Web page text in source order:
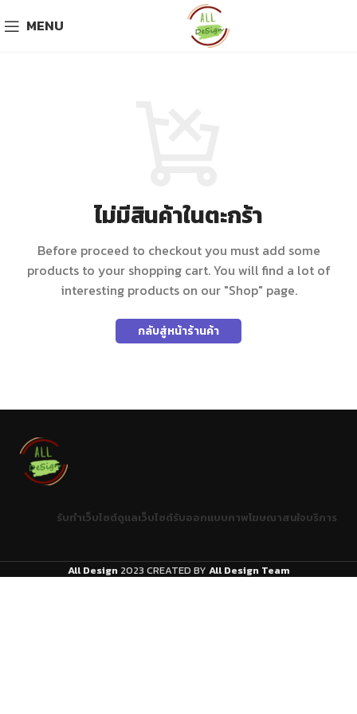
MENU
ไม่มีสินค้าในตะกร้า
Before proceed to checkout you must add some
products to your shopping cart.You will find a lot of
interesting products on our "Shop" page.
กลับสู่หน้าร้านค้า
รับทําเว็บไซต์ดูแลเว็บไซต์รับออกแบบภาพโฆษณาสนใจบริการ
All Design 2023 CREATED BY All Design Team